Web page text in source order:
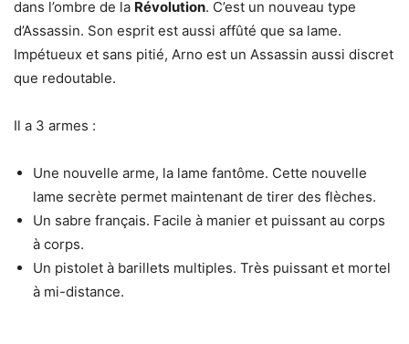
dans l’ombre de la Révolution. C’est un nouveau type
d’Assassin. Son esprit est aussi affûté que sa lame.
Impétueux et sans pitié, Arno est un Assassin aussi discret
que redoutable.
Il a 3 armes :
Une nouvelle arme, la lame fantôme. Cette nouvelle
lame secrète permet maintenant de tirer des flèches.
Un sabre français. Facile à manier et puissant au corps
à corps.
Un pistolet à barillets multiples. Très puissant et mortel
à mi-distance.